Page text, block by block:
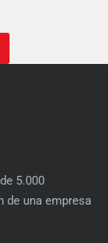
5.000
de una empresa